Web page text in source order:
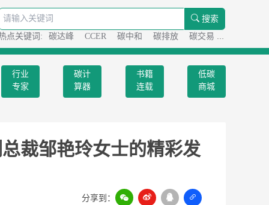
搜索
点关键词:
碳达峰 CCER 碳中和 碳排放 碳交易
行业
专家
碳计
算器
书籍
连载
低碳
商城
裁邹艳玲女士的精彩发
分享到：